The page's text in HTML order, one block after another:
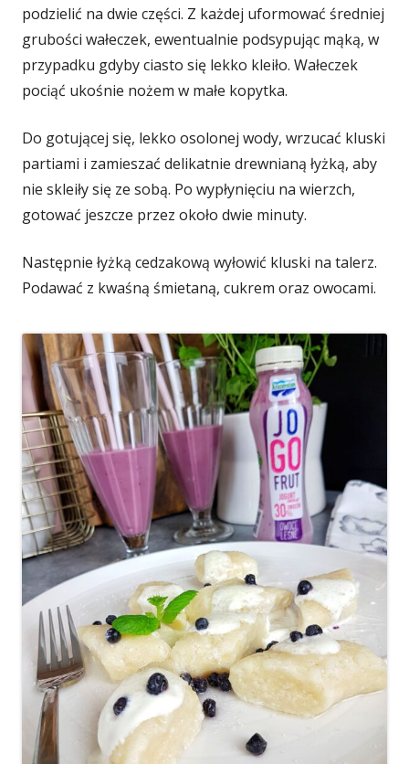
podzielić na dwie części. Z każdej uformować średniej
grubości wałeczek, ewentualnie podsypując mąką, w
przypadku gdyby ciasto się lekko kleiło. Wałeczek
pociąć ukośnie nożem w małe kopytka.
Do gotującej się, lekko osolonej wody, wrzucać kluski
partiami i zamieszać delikatnie drewnianą łyżką, aby
nie skleiły się ze sobą. Po wypłynięciu na wierzch,
gotować jeszcze przez około dwie minuty.
Następnie łyżką cedzakową wyłowić kluski na talerz.
Podawać z kwaśną śmietaną, cukrem oraz owocami.